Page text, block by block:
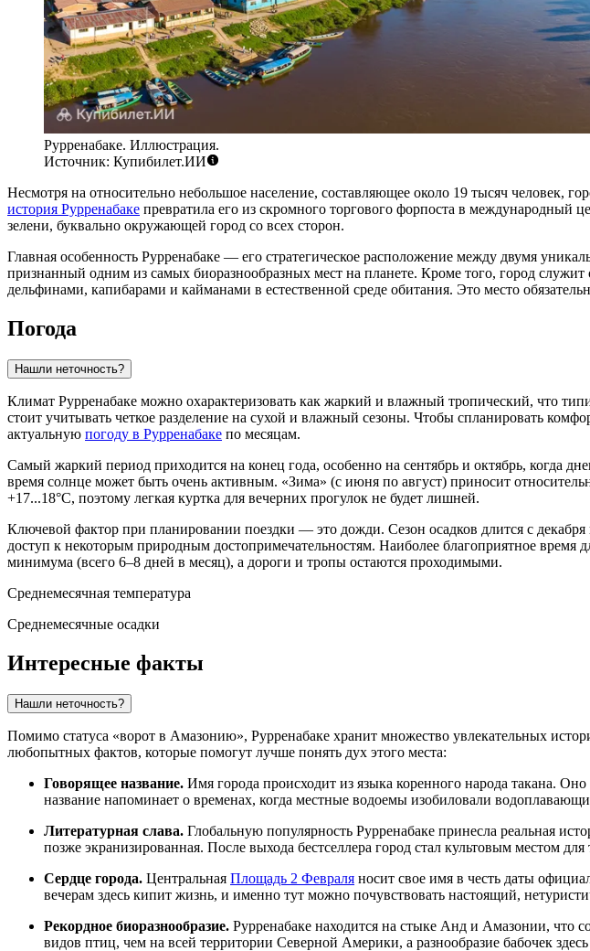
Рурренабаке. Иллюстрация.
Источник: Купибилет.ИИ
Несмотря на относительно небольшое население, составляющее около 19 тысяч человек,
история Рурренабаке превратила его из скромного торгового форпоста в международный
зелени, буквально окружающей город со всех сторон.
Главная особенность Рурренабаке — его стратегическое расположение между двумя
признанный одним из самых биоразнообразных мест на планете. Кроме того, город служит
дельфинами, капибарами и кайманами в естественной среде обитания. Это место
Погода
Нашли неточность?
Климат Рурренабаке можно охарактеризовать как жаркий и влажный тропический, что
стоит учитывать четкое разделение на сухой и влажный сезоны. Чтобы спланировать
актуальную погоду в Рурренабаке по месяцам.
Самый жаркий период приходится на конец года, особенно на сентябрь и октябрь, когда
время солнце может быть очень активным. «Зима» (с июня по август) приносит
+17...18°C, поэтому легкая куртка для вечерних прогулок не будет лишней.
Ключевой фактор при планировании поездки — это дожди. Сезон осадков длится с декабря
доступ к некоторым природным достопримечательностям. Наиболее благоприятное время
минимума (всего 6–8 дней в месяц), а дороги и тропы остаются проходимыми.
Среднемесячная температура
Среднемесячные осадки
Интересные факты
Нашли неточность?
Помимо статуса «ворот в Амазонию», Рурренабаке хранит множество увлекательных
любопытных фактов, которые помогут лучше понять дух этого места:
Говорящее название. Имя города происходит из языка коренного народа такана.
название напоминает о временах, когда местные водоемы изобиловали
Литературная слава. Глобальную популярность Рурренабаке принесла реальная
позже экранизированная. После выхода бестселлера город стал культовым местом
Сердце города. Центральная Площадь 2 Февраля носит свое имя в честь даты
вечерам здесь кипит жизнь, и именно тут можно почувствовать настоящий,
Рекордное биоразнообразие. Рурренабаке находится на стыке Анд и Амазонии, что
видов птиц, чем на всей территории Северной Америки, а разнообразие бабочек